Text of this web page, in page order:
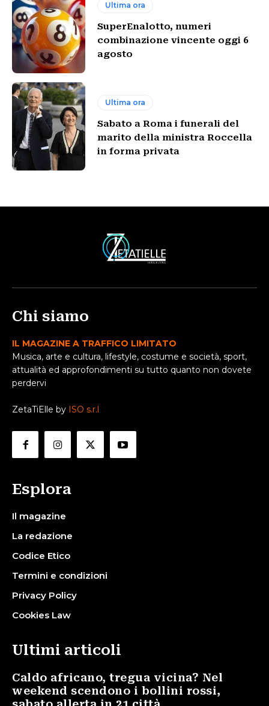
Ultima ora
SuperEnalotto, numeri
combinazione vincente oggi 6
agosto
Ultima ora
Sabato a Roma i funerali del
marito della ministra Roccella
in forma privata
Chi siamo
IL MAGAZINE A TRAFFICO LIMITATO
Musica, arte e cultura, lifestyle, costume e società, sport,
attualità ed approfondimenti su tutto quanto non dovete
perdervi
ZetaTiElle by ISO s.r.l
Esplora
Il magazine
La redazione
Codice Etico
Termini e condizioni
Privacy Policy
Cookies Law
Ultimi articoli
Caldo africano, tregua vicina? Nel
weekend scendono i bollini rossi,